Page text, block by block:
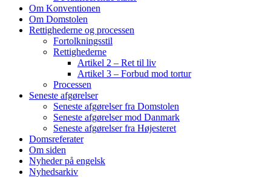
Om Konventionen
Om Domstolen
Rettighederne og processen
Fortolkningsstil
Rettighederne
Artikel 2 – Ret til liv
Artikel 3 – Forbud mod tortur
Processen
Seneste afgørelser
Seneste afgørelser fra Domstolen
Seneste afgørelser mod Danmark
Seneste afgørelser fra Højesteret
Domsreferater
Om siden
Nyheder på engelsk
Nyhedsarkiv